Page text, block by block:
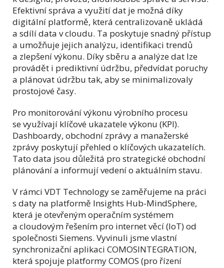
Efektivní správa a využití dat je možná díky
digitální platformě, která centralizovaně ukládá
a sdílí data v cloudu. Ta poskytuje snadný přístup
a umožňuje jejich analýzu, identifikaci trendů
a zlepšení výkonu. Díky sběru a analýze dat lze
provádět i prediktivní údržbu, předvídat poruchy
a plánovat údržbu tak, aby se minimalizovaly
prostojové časy.
Pro monitorování výkonu výrobního procesu
se využívají klíčové ukazatele výkonu (KPI).
Dashboardy, obchodní zprávy a manažerské
zprávy poskytují přehled o klíčových ukazatelích.
Tato data jsou důležitá pro strategické obchodní
plánování a informují vedení o aktuálním stavu.
V rámci VDT Technology se zaměřujeme na práci
s daty na platformě Insights Hub-MindSphere,
která je otevřeným operačním systémem
a cloudovým řešením pro internet věcí (IoT) od
společnosti Siemens. Vyvinuli jsme vlastní
synchronizační aplikaci COMOSINTEGRATION,
která spojuje platformy COMOS (pro řízení